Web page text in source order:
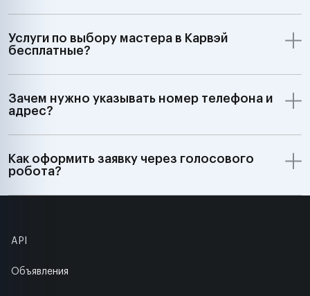
Услуги по выбору мастера в Карвэй
бесплатные?
Зачем нужно указывать номер телефона и
адрес?
Как оформить заявку через голосового
робота?
API
Объявления